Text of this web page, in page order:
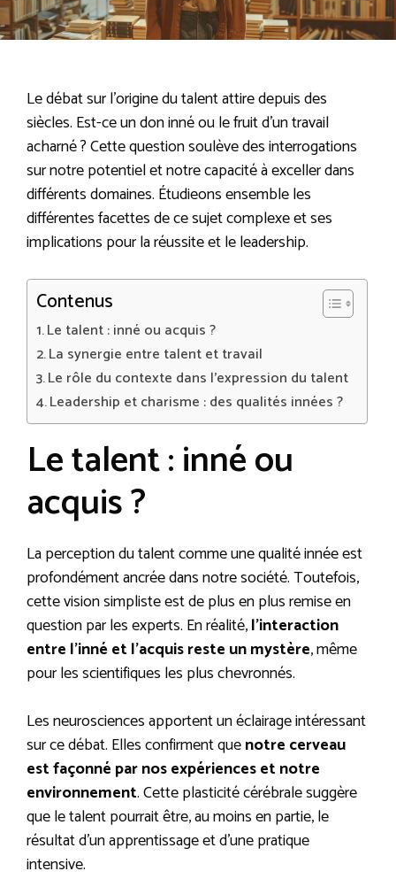
Le débat sur l’origine du talent attire depuis des
siècles. Est-ce un don inné ou le fruit d’un travail
acharné ? Cette question soulève des interrogations
sur notre potentiel et notre capacité à exceller dans
différents domaines. Étudieons ensemble les
différentes facettes de ce sujet complexe et ses
implications pour la réussite et le leadership.
Contenus
Le talent : inné ou acquis ?
La synergie entre talent et travail
Le rôle du contexte dans l’expression du talent
Leadership et charisme : des qualités innées ?
Le talent : inné ou
acquis ?
La perception du talent comme une qualité innée est
profondément ancrée dans notre société. Toutefois,
cette vision simpliste est de plus en plus remise en
question par les experts. En réalité,l’interaction
entre l’inné et l’acquis reste un mystère, même
pour les scientifiques les plus chevronnés.
Les neurosciences apportent un éclairage intéressant
sur ce débat. Elles confirment quenotre cerveau
est façonné par nos expériences et notre
environnement. Cette plasticité cérébrale suggère
que le talent pourrait être, au moins en partie, le
résultat d’un apprentissage et d’une pratique
intensive.